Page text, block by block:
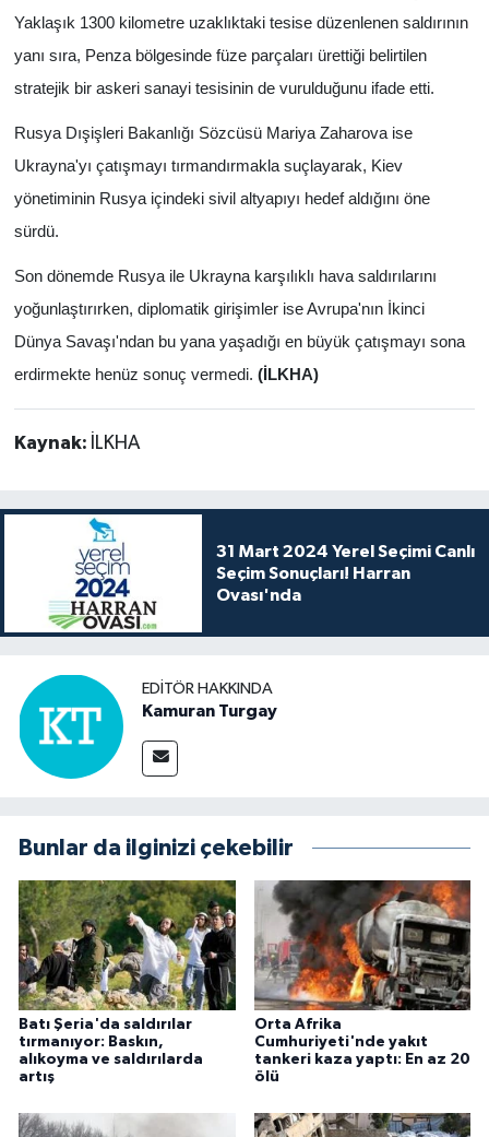
Yaklaşık 1300 kilometre uzaklıktaki tesise düzenlenen saldırının
yanı sıra, Penza bölgesinde füze parçaları ürettiği belirtilen
stratejik bir askeri sanayi tesisinin de vurulduğunu ifade etti.
Rusya Dışişleri Bakanlığı Sözcüsü Mariya Zaharova ise
Ukrayna'yı çatışmayı tırmandırmakla suçlayarak, Kiev
yönetiminin Rusya içindeki sivil altyapıyı hedef aldığını öne
sürdü.
Son dönemde Rusya ile Ukrayna karşılıklı hava saldırılarını
yoğunlaştırırken, diplomatik girişimler ise Avrupa'nın İkinci
Dünya Savaşı'ndan bu yana yaşadığı en büyük çatışmayı sona
erdirmekte henüz sonuç vermedi. (İLKHA)
Kaynak: İLKHA
31 Mart 2024 Yerel Seçimi Canlı
Seçim Sonuçları! Harran
Ovası'nda
EDITÖR HAKKINDA
Kamuran Turgay
Bunlar da ilginizi çekebilir
Batı Şeria'da saldırılar
tırmanıyor: Baskın,
alıkoyma ve saldırılarda
artış
Orta Afrika
Cumhuriyeti'nde yakıt
tankeri kaza yaptı: En az 20
ölü